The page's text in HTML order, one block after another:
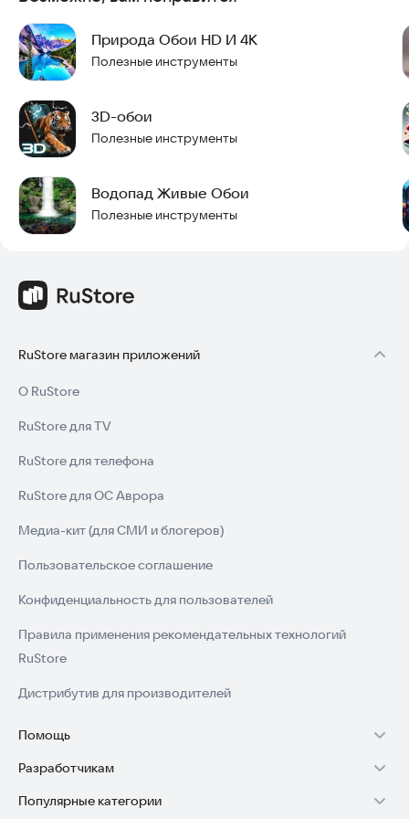
Как установить обои с живыми пейзажами на рабочий стол:
Рабочий стол → Программы → Настройки → Экран → Обои
→ Главный экран и экран блокировки → Интерактивные обои
→ Красивый Пейзаж Живые Обои
Попробуйте установить это приложение прямо сейчас,
чтобы оживить свой экран.
Природа Обои HD И 4K
Полезные инструменты
3D-обои
Полезные инструменты
Водопад Живые Обои
Полезные инструменты
RuStore магазин приложений
О RuStore
RuStore для TV
RuStore для телефона
RuStore для ОС Аврора
Медиа-кит (для СМИ и блогеров)
Пользовательское соглашение
Конфиденциальность для пользователей
Правила применения рекомендательных технологий
RuStore
Дистрибутив для производителей
Помощь
Установка RuStore на TV
Установка RuStore на телефон
Разработчикам
Зарабатывать с RuStore
Популярные категории